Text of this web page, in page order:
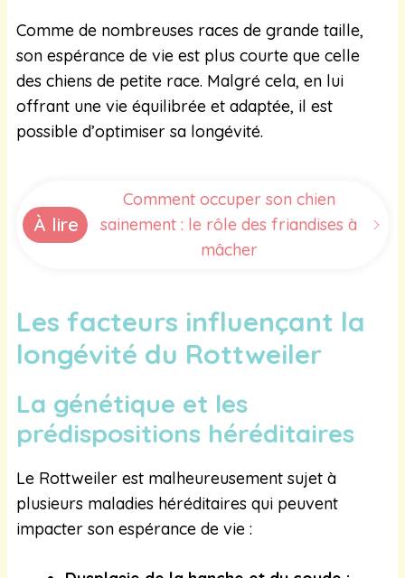
Comme de nombreuses races de grande taille,
son espérance de vie est plus courte que celle
des chiens de petite race. Malgré cela, en lui
offrant une vie équilibrée et adaptée, il est
possible d’optimiser sa longévité.
À lire
Comment occuper son chien
sainement : le rôle des friandises à
mâcher
Les facteurs influençant la
longévité du Rottweiler
La génétique et les
prédispositions héréditaires
Le Rottweiler est malheureusement sujet à
plusieurs maladies héréditaires qui peuvent
impacter son espérance de vie :